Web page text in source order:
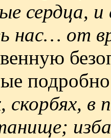
сердца,
нас… от
скорбях, в